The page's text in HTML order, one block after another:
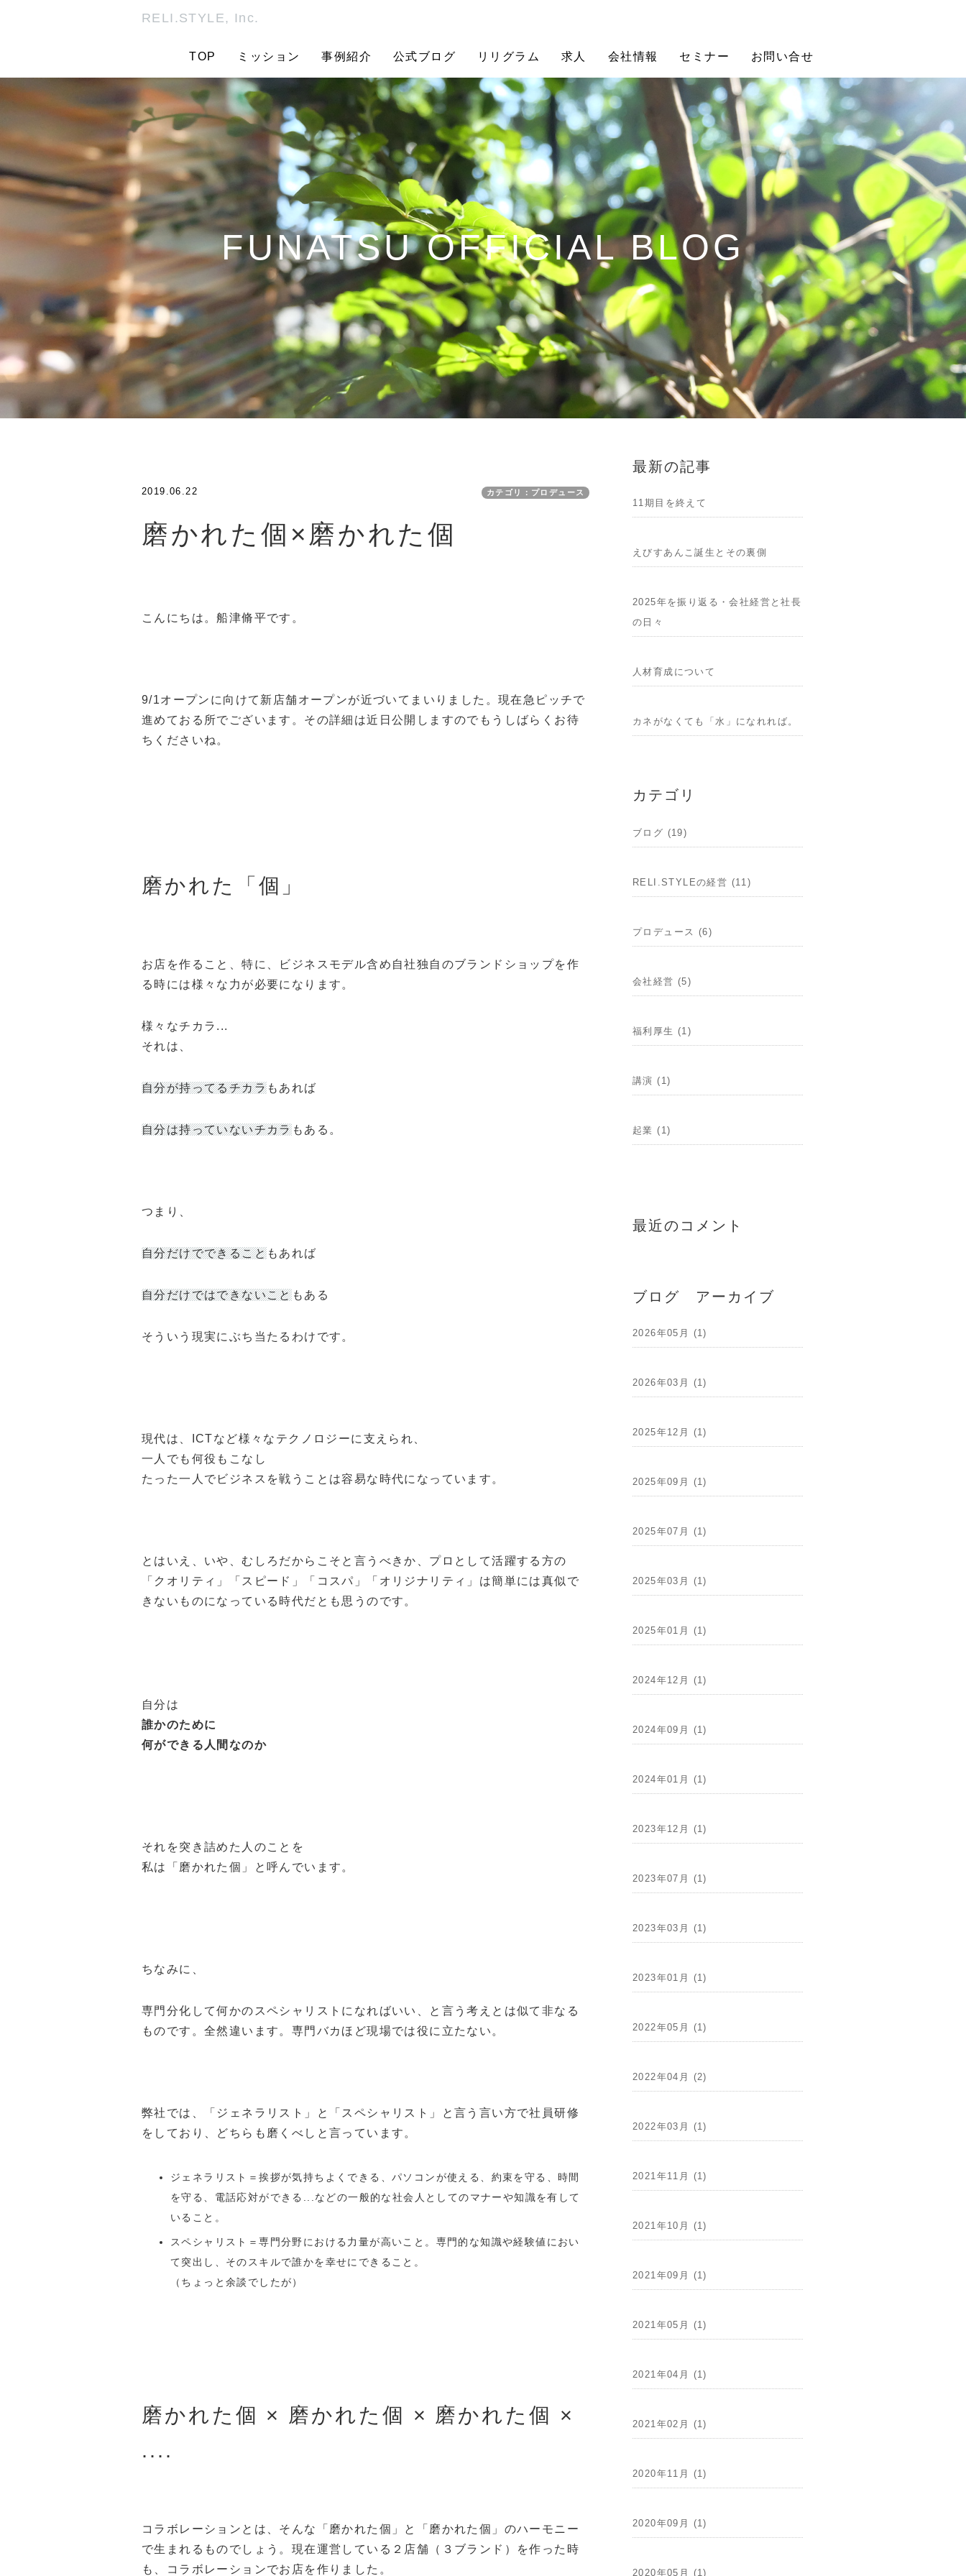
RELI.STYLE, Inc.
TOP ミッション 事例紹介 公式ブログ リリグラム 求人 会社情報 セミナー お問い合せ
FUNATSU OFFICIAL BLOG
2019.06.22 カテゴリ：プロデュース
磨かれた個×磨かれた個
こんにちは。船津脩平です。
9/1オープンに向けて新店舗オープンが近づいてまいりました。現在急ピッチで
進めておる所でございます。その詳細は近日公開しますのでもうしばらくお待
ちくださいね。
磨かれた「個」
お店を作ること、特に、ビジネスモデル含め自社独自のブランドショップを作
る時には様々な力が必要になります。
様々なチカラ...
それは、
自分が持ってるチカラもあれば
自分は持っていないチカラもある。
つまり、
自分だけでできることもあれば
自分だけではできないこともある
そういう現実にぶち当たるわけです。
現代は、ICTなど様々なテクノロジーに支えられ、
一人でも何役もこなし
たった一人でビジネスを戦うことは容易な時代になっています。
とはいえ、いや、むしろだからこそと言うべきか、プロとして活躍する方の
「クオリティ」「スピード」「コスパ」「オリジナリティ」は簡単には真似で
きないものになっている時代だとも思うのです。
自分は
誰かのために
何ができる人間なのか
それを突き詰めた人のことを
私は「磨かれた個」と呼んでいます。
ちなみに、
専門分化して何かのスペシャリストになればいい、と言う考えとは似て非なる
ものです。全然違います。専門バカほど現場では役に立たない。
弊社では、「ジェネラリスト」と「スペシャリスト」と言う言い方で社員研修
をしており、どちらも磨くべしと言っています。
ジェネラリスト＝挨拶が気持ちよくできる、パソコンが使える、約束を守る、時間
を守る、電話応対ができる...などの一般的な社会人としてのマナーや知識を有して
いること。
スペシャリスト＝専門分野における力量が高いこと。専門的な知識や経験値におい
て突出し、そのスキルで誰かを幸せにできること。
（ちょっと余談でしたが）
磨かれた個 × 磨かれた個 × 磨かれた個 ×
....
コラボレーションとは、そんな「磨かれた個」と「磨かれた個」のハーモニー
で生まれるものでしょう。現在運営している２店舗（３ブランド）を作った時
も、コラボレーションでお店を作りました。
最新の記事
11期目を終えて
えびすあんこ誕生とその裏側
2025年を振り返る・会社経営と社長
の日々
人材育成について
カネがなくても「水」になれれば。
カテゴリ
ブログ (19)
RELI.STYLEの経営 (11)
プロデュース (6)
会社経営 (5)
福利厚生 (1)
講演 (1)
起業 (1)
最近のコメント
ブログ アーカイブ
2026年05月 (1)
2026年03月 (1)
2025年12月 (1)
2025年09月 (1)
2025年07月 (1)
2025年03月 (1)
2025年01月 (1)
2024年12月 (1)
2024年09月 (1)
2024年01月 (1)
2023年12月 (1)
2023年07月 (1)
2023年03月 (1)
2023年01月 (1)
2022年05月 (1)
2022年04月 (2)
2022年03月 (1)
2021年11月 (1)
2021年10月 (1)
2021年09月 (1)
2021年05月 (1)
2021年04月 (1)
2021年02月 (1)
2020年11月 (1)
2020年09月 (1)
2020年05月 (1)